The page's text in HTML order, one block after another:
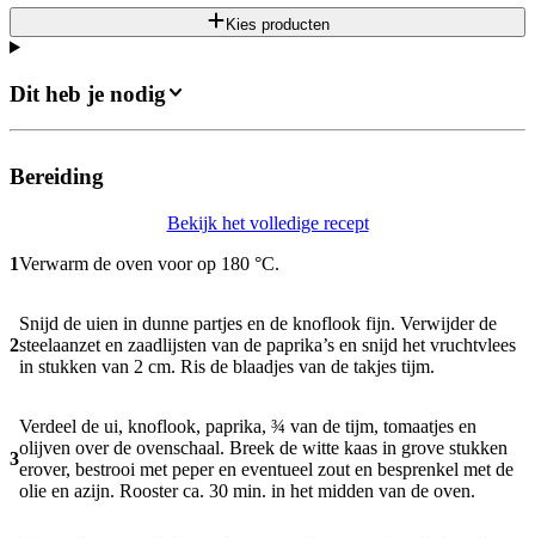
Kies producten
Dit heb je nodig
Bereiding
Bekijk het volledige recept
1Verwarm de oven voor op 180 °C.
2
Snijd de uien in dunne partjes en de knoflook fijn. Verwijder de
steelaanzet en zaadlijsten van de paprika’s en snijd het vruchtvlees
in stukken van 2 cm. Ris de blaadjes van de takjes tijm.
3
Verdeel de ui, knoflook, paprika, ¾ van de tijm, tomaatjes en
olijven over de ovenschaal. Breek de witte kaas in grove stukken
erover, bestrooi met peper en eventueel zout en besprenkel met de
olie en azijn. Rooster ca. 30 min. in het midden van de oven.